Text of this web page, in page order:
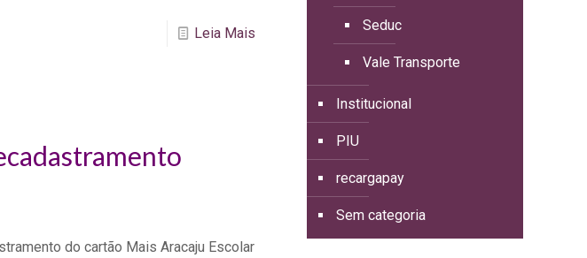
Leia Mais
do cartão Mais Aracaju Escolar
Seduc
Vale Transporte
Institucional
PIU
recargapay
Sem categoria